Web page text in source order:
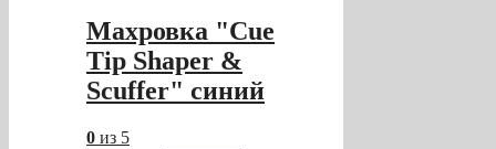
Махровка "Cue
Tip Shaper &
Scuffer" синий
0 из 5